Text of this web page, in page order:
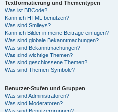
Textformatierung und Thementypen
Was ist BBCode?
Kann ich HTML benutzen?
Was sind Smileys?
Kann ich Bilder in meine Beiträge einfügen?
Was sind globale Bekanntmachungen?
Was sind Bekanntmachungen?
Was sind wichtige Themen?
Was sind geschlossene Themen?
Was sind Themen-Symbole?
Benutzer-Stufen und Gruppen
Was sind Administratoren?
Was sind Moderatoren?
Was sind Benutzergruppen?